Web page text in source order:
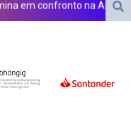
BIF 3450.039479
confronto na Argentina